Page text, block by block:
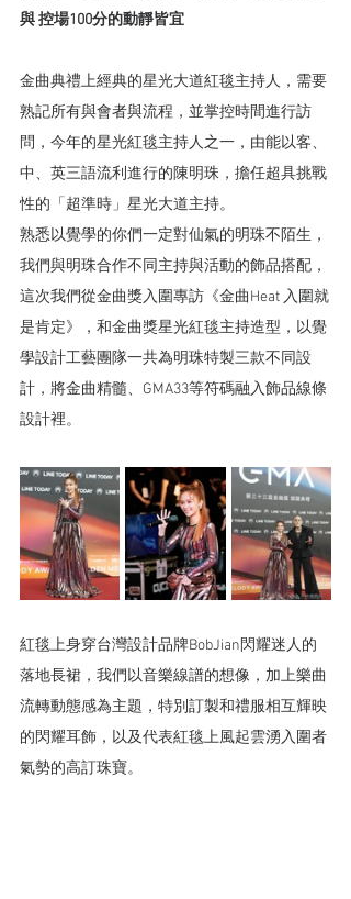
與 控場100分的動靜皆宜
金曲典禮上經典的星光大道紅毯主持人，需要
熟記所有與會者與流程，並掌控時間進行訪
問，今年的星光紅毯主持人之一，由能以客、
中、英三語流利進行的陳明珠，擔任超具挑戰
性的「超準時」星光大道主持。
熟悉以覺學的你們一定對仙氣的明珠不陌生，
我們與明珠合作不同主持與活動的飾品搭配，
這次我們從金曲獎入圍專訪《金曲Heat 入圍就
是肯定》，和金曲獎星光紅毯主持造型，以覺
學設計工藝團隊一共為明珠特製三款不同設
計，將金曲精髓、GMA33等符碼融入飾品線條
設計裡。
紅毯上身穿台灣設計品牌BobJian閃耀迷人的
落地長裙，我們以音樂線譜的想像，加上樂曲
流轉動態感為主題，特別訂製和禮服相互輝映
的閃耀耳飾，以及代表紅毯上風起雲湧入圍者
氣勢的高訂珠寶。